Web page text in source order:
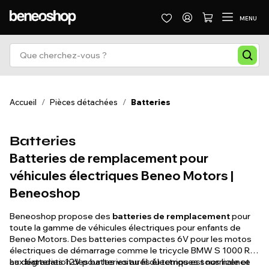
MENU
Accueil / Pièces détachées / Batteries
Batteries
Batteries de remplacement pour
véhicules électriques Beneo Motors |
Beneoshop
Beneoshop propose des batteries de remplacementpour
toute la gamme de véhicules électriques pour enfants de
Beneo Motors. Des batteries compactes 6V pour les motos
électriques de démarrage comme le tricycle BMW S 1000 RR,
aux batteries 12V pour les voitures électriques sous licence
La dégradation des batteries au fil du temps est normale et